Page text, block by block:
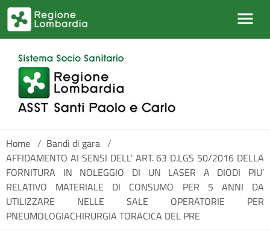
Salta al contenuto principale
Home / Bandi di gara /
AFFIDAMENTO AI SENSI DELL’ ART. 63 D.LGS 50/2016 DELLA
FORNITURA IN NOLEGGIO DI UN LASER A DIODI PIU’
RELATIVO MATERIALE DI CONSUMO PER 5 ANNI DA
UTILIZZARE NELLE SALE OPERATORIE PER
PNEUMOLOGIACHIRURGIA TORACICA DEL PRE